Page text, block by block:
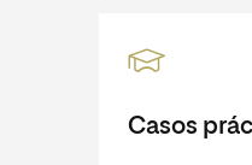
Casos